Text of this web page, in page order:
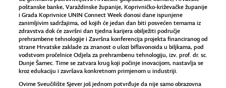
poštanske banke, Varaždinske županije, Koprivničko-križevačke županije
i Grada Koprivnice UNIN Connect Week donosi dane ispunjene
zanimljivim sadržajima, od kojih će jedan dan biti posvećen temama iz
zdravstva dok će završni dan tjedna karijera obilježiti područje
prehrambene tehnologije i Završna konferencija projekta financiranog od
strane Hrvatske zaklade za znanost o ulozi biflavonoida u biljkama, pod
vodstvom pročelnice Odjela za prehrambenu tehnologiju, izv. prof. dr. sc.
Dunje Šamec. Time se zatvara krug koji počinje inovacijom, nastavlja se
kroz edukaciju i završava konkretnom primjenom u industriji.
Ovime Sveučilište Sjever još jednom potvrđuje da nije samo obrazovna